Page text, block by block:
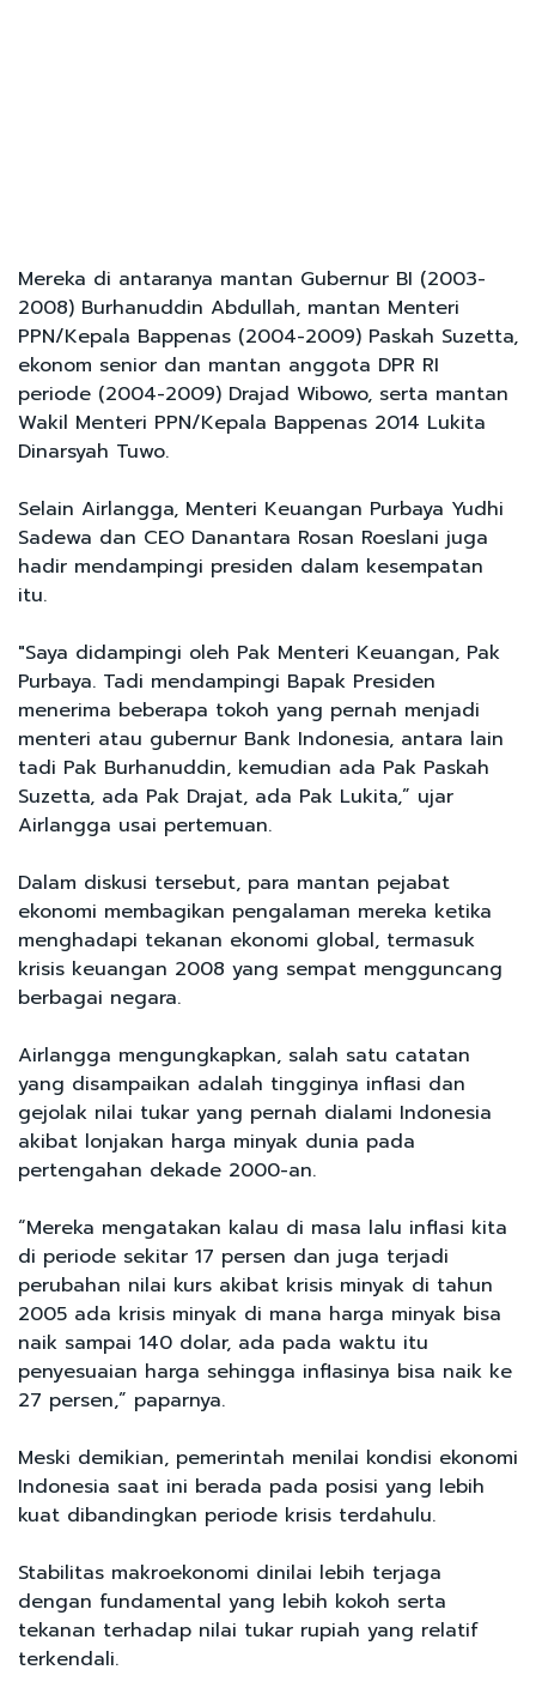
Mereka di antaranya mantan Gubernur BI (2003-
2008) Burhanuddin Abdullah, mantan Menteri
PPN/Kepala Bappenas (2004-2009) Paskah Suzetta,
ekonom senior dan mantan anggota DPR RI
periode (2004-2009) Drajad Wibowo, serta mantan
Wakil Menteri PPN/Kepala Bappenas 2014 Lukita
Dinarsyah Tuwo.
Selain Airlangga, Menteri Keuangan Purbaya Yudhi
Sadewa dan CEO Danantara Rosan Roeslani juga
hadir mendampingi presiden dalam kesempatan
itu.
"Saya didampingi oleh Pak Menteri Keuangan, Pak
Purbaya. Tadi mendampingi Bapak Presiden
menerima beberapa tokoh yang pernah menjadi
menteri atau gubernur Bank Indonesia, antara lain
tadi Pak Burhanuddin, kemudian ada Pak Paskah
Suzetta, ada Pak Drajat, ada Pak Lukita,” ujar
Airlangga usai pertemuan.
Dalam diskusi tersebut, para mantan pejabat
ekonomi membagikan pengalaman mereka ketika
menghadapi tekanan ekonomi global, termasuk
krisis keuangan 2008 yang sempat mengguncang
berbagai negara.
Airlangga mengungkapkan, salah satu catatan
yang disampaikan adalah tingginya inflasi dan
gejolak nilai tukar yang pernah dialami Indonesia
akibat lonjakan harga minyak dunia pada
pertengahan dekade 2000-an.
“Mereka mengatakan kalau di masa lalu inflasi kita
di periode sekitar 17 persen dan juga terjadi
perubahan nilai kurs akibat krisis minyak di tahun
2005 ada krisis minyak di mana harga minyak bisa
naik sampai 140 dolar, ada pada waktu itu
penyesuaian harga sehingga inflasinya bisa naik ke
27 persen,” paparnya.
Meski demikian, pemerintah menilai kondisi ekonomi
Indonesia saat ini berada pada posisi yang lebih
kuat dibandingkan periode krisis terdahulu.
Stabilitas makroekonomi dinilai lebih terjaga
dengan fundamental yang lebih kokoh serta
tekanan terhadap nilai tukar rupiah yang relatif
terkendali.